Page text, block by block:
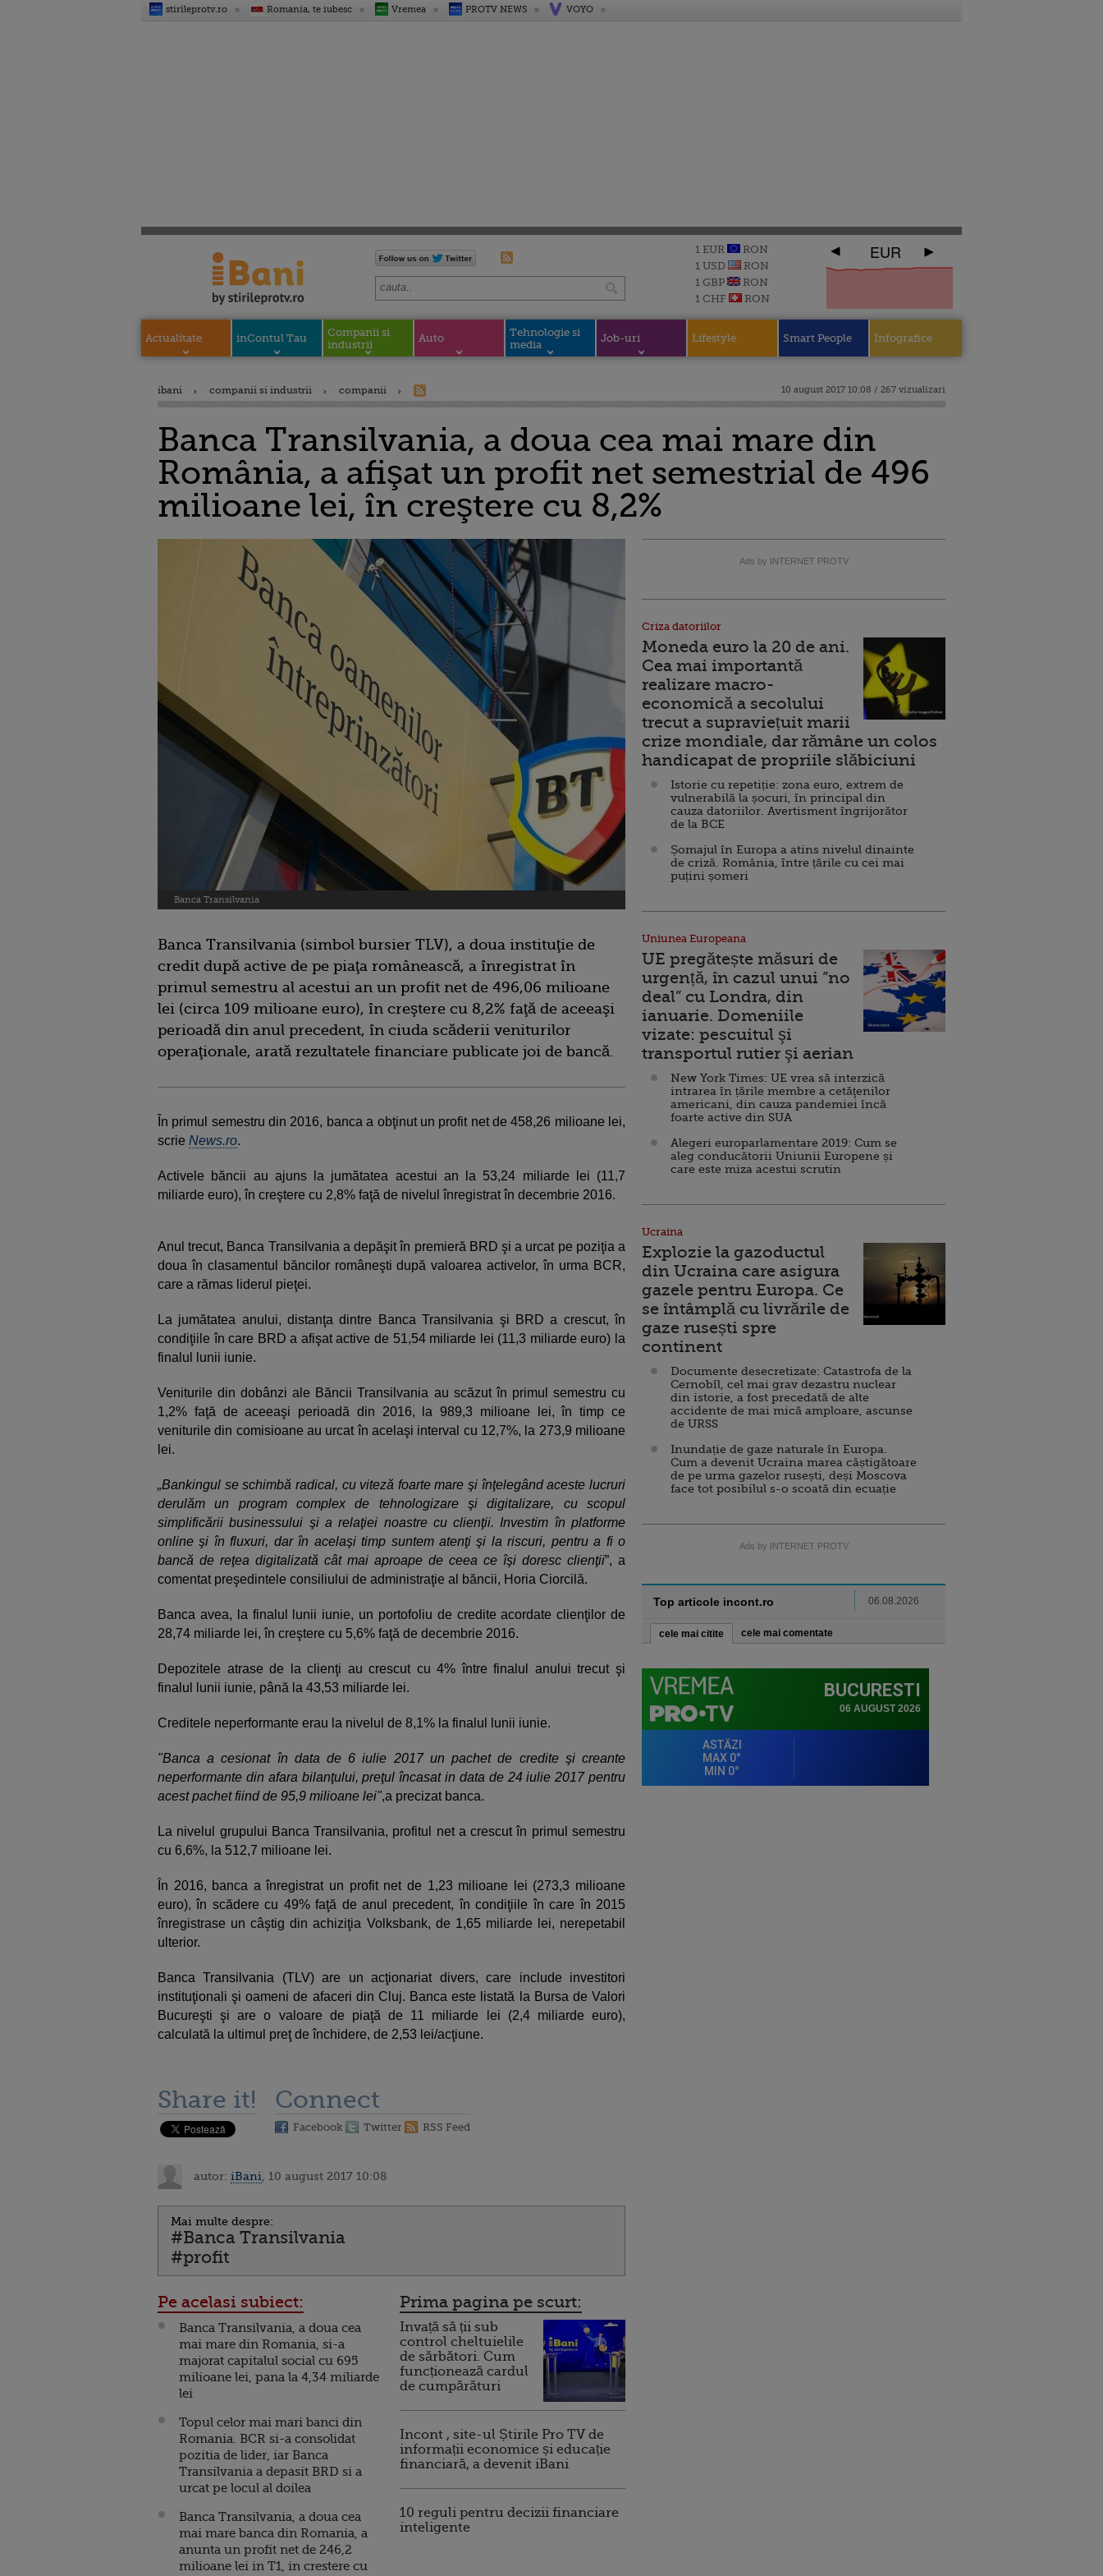
stirileprotv.ro Romania, te iubesc Vremea PROTV NEWS VOYO
1 EUR
RON
1 USD
RON
1 GBP
RON
1 CHF
RON
EUR
Actualitate inContul Tau
Companii si
industrii
Auto
Tehnologie si
media
Job-uri Lifestyle Smart People Infografice
ibani companii si industrii companii 10 august 2017 10:08 / 267 vizualizari
Banca Transilvania, a doua cea mai mare din
România, a afişat un profit net semestrial de 496
milioane lei, în creştere cu 8,2%
Banca Transilvania
Banca Transilvania (simbol bursier TLV), a doua instituţie de
credit după active de pe piaţa românească, a înregistrat în
primul semestru al acestui an un profit net de 496,06 milioane
lei (circa 109 milioane euro), în creştere cu 8,2% faţă de aceeaşi
perioadă din anul precedent, în ciuda scăderii veniturilor
operaţionale, arată rezultatele financiare publicate joi de bancă.
În primul semestru din 2016, banca a obţinut un profit net de 458,26 milioane lei,
scrie News.ro.
Activele băncii au ajuns la jumătatea acestui an la 53,24 miliarde lei (11,7
miliarde euro), în creştere cu 2,8% faţă de nivelul înregistrat în decembrie 2016.
Anul trecut, Banca Transilvania a depăşit în premieră BRD şi a urcat pe poziţia a
doua în clasamentul băncilor româneşti după valoarea activelor, în urma BCR,
care a rămas liderul pieţei.
La jumătatea anului, distanţa dintre Banca Transilvania şi BRD a crescut, în
condiţiile în care BRD a afişat active de 51,54 miliarde lei (11,3 miliarde euro) la
finalul lunii iunie.
Veniturile din dobânzi ale Băncii Transilvania au scăzut în primul semestru cu
1,2% faţă de aceeaşi perioadă din 2016, la 989,3 milioane lei, în timp ce
veniturile din comisioane au urcat în acelaşi interval cu 12,7%, la 273,9 milioane
lei.
„Bankingul se schimbă radical, cu viteză foarte mare şi înţelegând aceste lucruri
derulăm un program complex de tehnologizare şi digitalizare, cu scopul
simplificării businessului şi a relaţiei noastre cu clienţii. Investim în platforme
online şi în fluxuri, dar în acelaşi timp suntem atenţi şi la riscuri, pentru a fi o
bancă de reţea digitalizată cât mai aproape de ceea ce îşi doresc clienţii”, a
comentat preşedintele consiliului de administraţie al băncii, Horia Ciorcilă.
Banca avea, la finalul lunii iunie, un portofoliu de credite acordate clienţilor de
28,74 miliarde lei, în creştere cu 5,6% faţă de decembrie 2016.
Depozitele atrase de la clienţi au crescut cu 4% între finalul anului trecut şi
finalul lunii iunie, până la 43,53 miliarde lei.
Creditele neperformante erau la nivelul de 8,1% la finalul lunii iunie.
"Banca a cesionat în data de 6 iulie 2017 un pachet de credite şi creante
neperformante din afara bilanţului, preţul încasat in data de 24 iulie 2017 pentru
acest pachet fiind de 95,9 milioane lei",a precizat banca.
La nivelul grupului Banca Transilvania, profitul net a crescut în primul semestru
cu 6,6%, la 512,7 milioane lei.
În 2016, banca a înregistrat un profit net de 1,23 milioane lei (273,3 milioane
euro), în scădere cu 49% faţă de anul precedent, în condiţiile în care în 2015
înregistrase un câştig din achiziţia Volksbank, de 1,65 miliarde lei, nerepetabil
ulterior.
Banca Transilvania (TLV) are un acţionariat divers, care include investitori
instituţionali şi oameni de afaceri din Cluj. Banca este listată la Bursa de Valori
Bucureşti şi are o valoare de piaţă de 11 miliarde lei (2,4 miliarde euro),
calculată la ultimul preţ de închidere, de 2,53 lei/acţiune.
Share it! Connect
Facebook Twitter RSS Feed
autor: iBani , 10 august 2017 10:08
Mai multe despre:
#Banca Transilvania
#profit
Pe acelasi subiect:
Banca Transilvania, a doua cea
mai mare din Romania, si-a
majorat capitalul social cu 695
milioane lei, pana la 4,34 miliarde
lei
Topul celor mai mari banci din
Romania. BCR si-a consolidat
pozitia de lider, iar Banca
Transilvania a depasit BRD si a
urcat pe locul al doilea
Banca Transilvania, a doua cea
mai mare banca din Romania, a
anunta un profit net de 246,2
milioane lei in T1, in crestere cu
Prima pagina pe scurt:
Invață să ții sub
control cheltuielile
de sărbători. Cum
funcționează cardul
de cumpărături
Incont , site-ul Știrile Pro TV de
informații economice și educație
financiară, a devenit iBani
10 reguli pentru decizii financiare
inteligente
Ads by INTERNET PROTV
Criza datoriilor
Moneda euro la 20 de ani.
Cea mai importantă
realizare macro-
economică a secolului
trecut a supraviețuit marii
crize mondiale, dar rămâne un colos
handicapat de propriile slăbiciuni
Istorie cu repetiție: zona euro, extrem de
vulnerabilă la șocuri, în principal din
cauza datoriilor. Avertisment îngrijorător
de la BCE
Șomajul în Europa a atins nivelul dinainte
de criză. România, între țările cu cei mai
puțini șomeri
Uniunea Europeana
UE pregătește măsuri de
urgență, în cazul unui ”no
deal” cu Londra, din
ianuarie. Domeniile
vizate: pescuitul şi
transportul rutier şi aerian
New York Times: UE vrea să interzică
intrarea în țările membre a cetăţenilor
americani, din cauza pandemiei încă
foarte active din SUA
Alegeri europarlamentare 2019: Cum se
aleg conducătorii Uniunii Europene și
care este miza acestui scrutin
Ucraina
Explozie la gazoductul
din Ucraina care asigura
gazele pentru Europa. Ce
se întâmplă cu livrările de
gaze rusești spre
continent
Documente desecretizate: Catastrofa de la
Cernobîl, cel mai grav dezastru nuclear
din istorie, a fost precedată de alte
accidente de mai mică amploare, ascunse
de URSS
Inundație de gaze naturale în Europa.
Cum a devenit Ucraina marea câștigătoare
de pe urma gazelor rusești, deși Moscova
face tot posibilul s-o scoată din ecuație
Ads by INTERNET PROTV
Top articole incont.ro 06.08.2026
cele mai citite cele mai comentate